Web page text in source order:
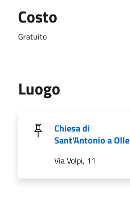
Costo
Gratuito
Luogo
Chiesa di
Sant'Antonio a Olle
Via Volpi, 11